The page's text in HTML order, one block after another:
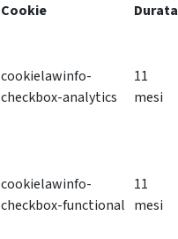
Cookie
Durata
cookielawinfo-
checkbox-analytics
11
mesi
cookielawinfo-
checkbox-functional
11
mesi